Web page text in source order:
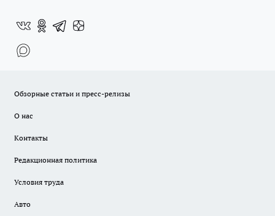
Обзорные статьи и пресс-релизы
О нас
Контакты
Редакционная политика
Условия труда
Авто